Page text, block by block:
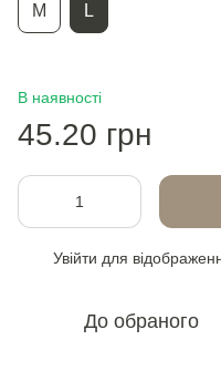
М L
В наявності
45.20 грн
Увійти для
До обраного